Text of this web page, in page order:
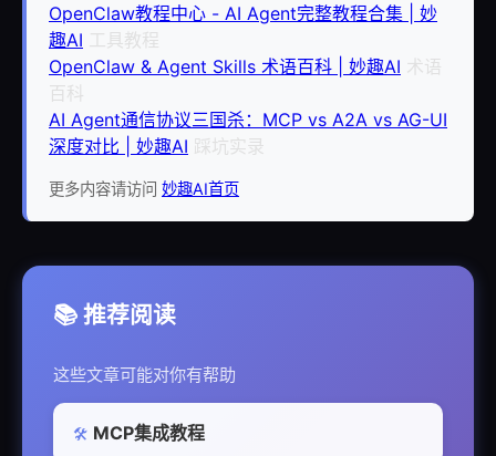
OpenClaw教程中心 - AI Agent完整教程合集 | 妙
趣AI 工具教程
OpenClaw & Agent Skills 术语百科 | 妙趣AI 术语
百科
AI Agent通信协议三国杀：MCP vs A2A vs AG-UI
深度对比 | 妙趣AI 踩坑实录
更多内容请访问 妙趣AI首页
📚 推荐阅读
这些文章可能对你有帮助
🛠️ MCP集成教程